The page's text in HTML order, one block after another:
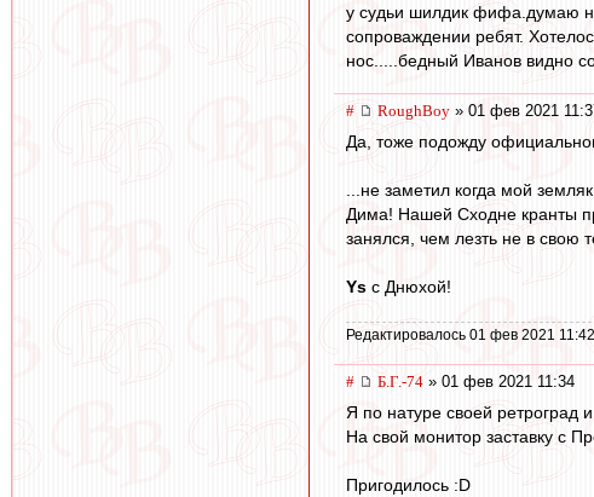
у судьи шилдик фифа.думаю
сопроваждении ребят.
нос.....бедный Иванов видно
# RoughBoy » 01 фев 2021
Да, тоже подожду
...не заметил когда мой
Дима! Нашей Сходне кранты
занялся, чем лезть не в свою
Ys с Днюхой!
Редактировалось 01 фев 2021 11:42
# Б.Г.-74 » 01 фев 2021 11:34
Я по натуре своей ретроград
На свой монитор заставку с
Пригодилось :D